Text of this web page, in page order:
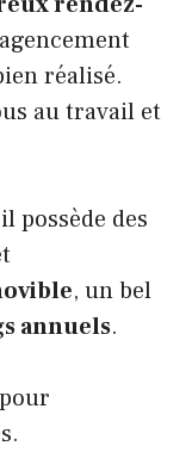
réalisé.
au travail et
possède des
, un bel
annuels.